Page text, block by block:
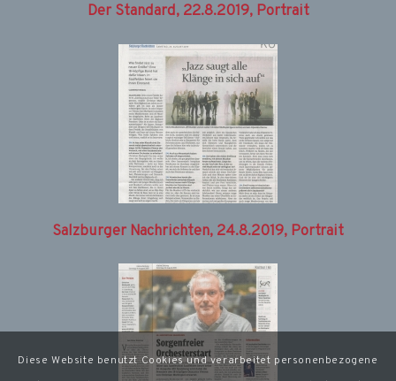
Der Standard, 22.8.2019, Portrait
Salzburger Nachrichten, 24.8.2019, Portrait
Diese Website benutzt Cookies und verarbeitet personenbezogene